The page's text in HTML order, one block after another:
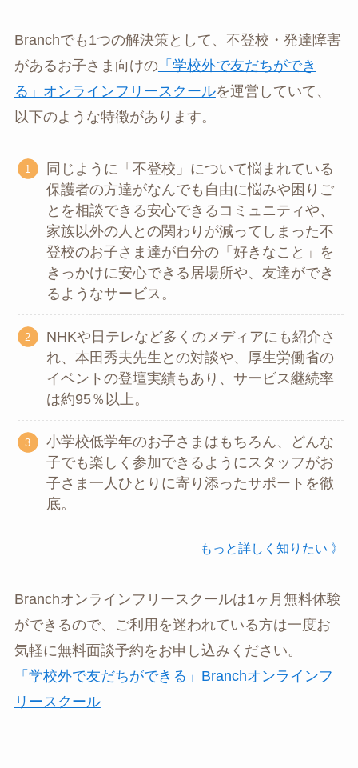
Branchでも1つの解決策として、不登校・発達障害
があるお子さま向けの「学校外で友だちができ
る」オンラインフリースクールを運営していて、
以下のような特徴があります。
同じように「不登校」について悩まれている
保護者の方達がなんでも自由に悩みや困りご
とを相談できる安心できるコミュニティや、
家族以外の人との関わりが減ってしまった不
登校のお子さま達が自分の「好きなこと」を
きっかけに安心できる居場所や、友達ができ
るようなサービス。
NHKや日テレなど多くのメディアにも紹介さ
れ、本田秀夫先生との対談や、厚生労働省の
イベントの登壇実績もあり、サービス継続率
は約95％以上。
小学校低学年のお子さまはもちろん、どんな
子でも楽しく参加できるようにスタッフがお
子さま一人ひとりに寄り添ったサポートを徹
底。
もっと詳しく知りたい 》
Branchオンラインフリースクールは1ヶ月無料体験
ができるので、ご利用を迷われている方は一度お
気軽に無料面談予約をお申し込みください。
「学校外で友だちができる」Branchオンラインフ
リースクール